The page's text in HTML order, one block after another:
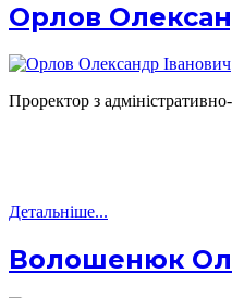
Орлов
Проректор з
Детальніше...
Волошенюк